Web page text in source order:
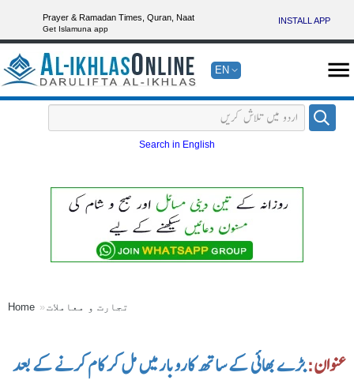
Prayer & Ramadan Times, Quran, Naat
Get Islamuna app
INSTALL APP
EN
Search in English
Home تجارت و معاملات
عنوان:بڑے بھائی کے ساتھ کاروبار میں مل کر کام کرنے کے بعد